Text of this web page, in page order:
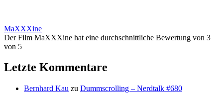
MaXXXine
Der Film MaXXXine hat eine durchschnittliche Bewertung von 3
von 5
Letzte Kommentare
Bernhard Kau zu Dummscrolling – Nerdtalk #680